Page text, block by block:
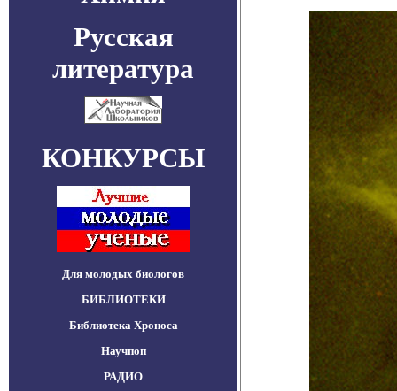
Русская
литература
КОНКУРСЫ
Для молодых биологов
БИБЛИОТЕКИ
Библиотека Хроноса
Научпоп
РАДИО